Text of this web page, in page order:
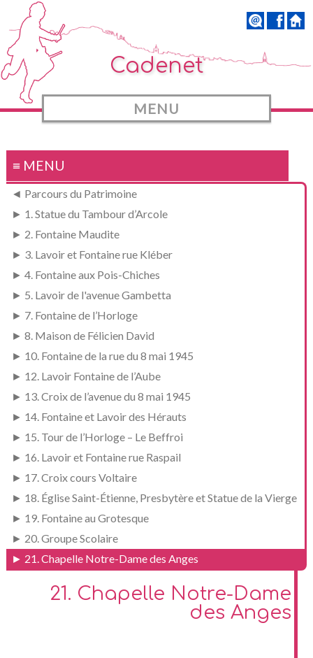
Cadenet
MENU
≡ MENU
◄ Parcours du Patrimoine
► 1. Statue du Tambour d’Arcole
► 2. Fontaine Maudite
► 3. Lavoir et Fontaine rue Kléber
► 4. Fontaine aux Pois-Chiches
► 5. Lavoir de l'avenue Gambetta
► 7. Fontaine de l’Horloge
► 8. Maison de Félicien David
► 10. Fontaine de la rue du 8 mai 1945
► 12. Lavoir Fontaine de l’Aube
► 13. Croix de l’avenue du 8 mai 1945
► 14. Fontaine et Lavoir des Hérauts
► 15. Tour de l’Horloge – Le Beffroi
► 16. Lavoir et Fontaine rue Raspail
► 17. Croix cours Voltaire
► 18. Église Saint-Étienne, Presbytère et Statue de la Vierge
► 19. Fontaine au Grotesque
► 20. Groupe Scolaire
► 21. Chapelle Notre-Dame des Anges
21. Chapelle Notre-Dame
des Anges